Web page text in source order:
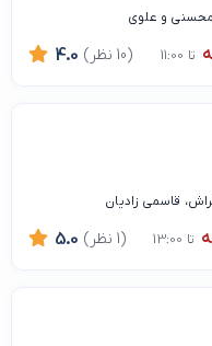
محسنی و علوی
تا 11:00 4.0 (10 نظر)
قاسمی زادیان
تا 13:00 5.0 (1 نظر)